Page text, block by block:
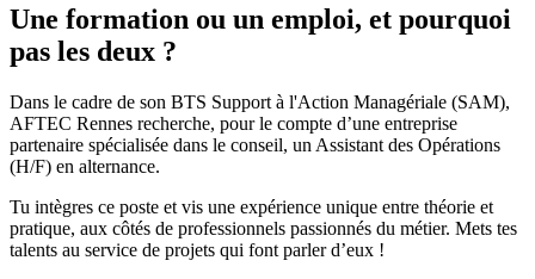
Une formation ou un emploi, et pourquoi
pas les deux ?
Dans le cadre de son BTS Support à l'Action Managériale (SAM),
AFTEC Rennes recherche, pour le compte d’une entreprise
partenaire spécialisée dans le conseil, un Assistant des Opérations
(H/F) en alternance.
Tu intègres ce poste et vis une expérience unique entre théorie et
pratique, aux côtés de professionnels passionnés du métier. Mets tes
talents au service de projets qui font parler d’eux !